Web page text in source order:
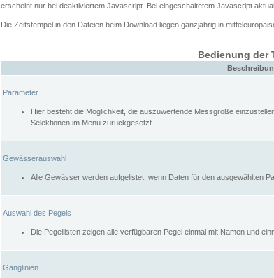
erscheint nur bei deaktiviertem Javascript. Bei eingeschaltetem Javascript
Die Zeitstempel in den Dateien beim Download liegen ganzjährig in
Bedienung der
Parameter
Hier besteht die Möglichkeit, die auszuwertende Messgröße
Selektionen im Menü zurückgesetzt.
Gewässerauswahl
Alle Gewässer werden aufgelistet, wenn Daten für den ausgewählten
Auswahl des Pegels
Die Pegellisten zeigen alle verfügbaren Pegel einmal mit Namen und
Ganglinien